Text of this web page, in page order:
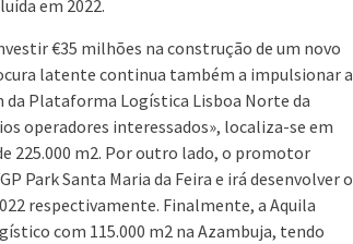
em 2022.
€35 milhões na construção de um novo
latente continua também a impulsionar a
Plataforma Logística Lisboa Norte da
operadores interessados», localiza-se em
225.000 m2. Por outro lado, o promotor
Park Santa Maria da Feira e irá desenvolver o
respectivamente. Finalmente, a Aquila
com 115.000 m2 na Azambuja, tendo